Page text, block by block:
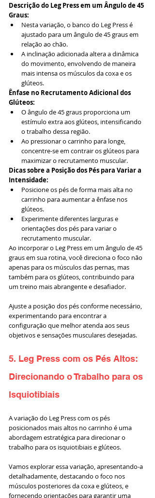
Descrição do Leg Press em um Ângulo de 45
Graus:
Nesta variação, o banco do Leg Press é
ajustado para um ângulo de 45 graus em
relação ao chão.
A inclinação adicionada altera a dinâmica
do movimento, envolvendo de maneira
mais intensa os músculos da coxa e os
glúteos.
Ênfase no Recrutamento Adicional dos
Glúteos:
O ângulo de 45 graus proporciona um
estímulo extra aos glúteos, intensificando
o trabalho dessa região.
Ao pressionar o carrinho para longe,
concentre-se em contrair os glúteos para
maximizar o recrutamento muscular.
Dicas sobre a Posição dos Pés para Variar a
Intensidade:
Posicione os pés de forma mais alta no
carrinho para aumentar a ênfase nos
glúteos.
Experimente diferentes larguras e
orientações dos pés para variar o
recrutamento muscular.
Ao incorporar o Leg Press em um ângulo de 45
graus em sua rotina, você direciona o foco não
apenas para os músculos das pernas, mas
também para os glúteos, contribuindo para
um treino mais abrangente e desafiador.
Ajuste a posição dos pés conforme necessário,
experimentando para encontrar a
configuração que melhor atenda aos seus
objetivos e sensações musculares desejadas.
5. Leg Press com os Pés Altos:
Direcionando o Trabalho para os
Isquiotibiais
A variação do Leg Press com os pés
posicionados mais altos no carrinho é uma
abordagem estratégica para direcionar o
trabalho para os isquiotibiais e glúteos.
Vamos explorar essa variação, apresentando-a
detalhadamente, destacando o foco nos
músculos posteriores da coxa e glúteos, e
fornecendo orientações para garantir uma